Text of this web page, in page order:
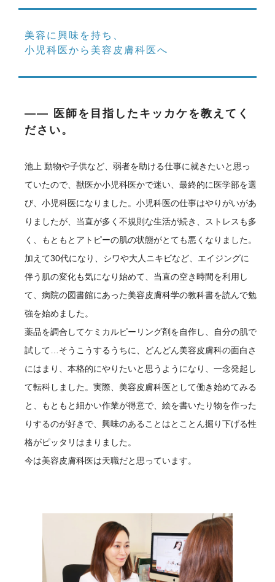
美容に興味を持ち、
小児科医から美容皮膚科医へ
―― 医師を目指したキッカケを教えてく
ださい。
池上 動物や子供など、弱者を助ける仕事に就きたいと思っ
ていたので、獣医か小児科医かで迷い、最終的に医学部を選
び、小児科医になりました。小児科医の仕事はやりがいがあ
りましたが、当直が多く不規則な生活が続き、ストレスも多
く、もともとアトピーの肌の状態がとても悪くなりました。
加えて30代になり、シワや大人ニキビなど、エイジングに
伴う肌の変化も気になり始めて、当直の空き時間を利用し
て、病院の図書館にあった美容皮膚科学の教科書を読んで勉
強を始めました。
薬品を調合してケミカルピーリング剤を自作し、自分の肌で
試して…そうこうするうちに、どんどん美容皮膚科の面白さ
にはまり、本格的にやりたいと思うようになり、一念発起し
て転科しました。実際、美容皮膚科医として働き始めてみる
と、もともと細かい作業が得意で、絵を書いたり物を作った
りするのが好きで、興味のあることはとことん掘り下げる性
格がピッタリはまりました。
今は美容皮膚科医は天職だと思っています。